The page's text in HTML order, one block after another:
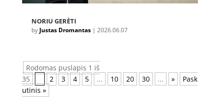
NORIU GERĖTI
by Justas Dromantas| 2026.06.07
Rodomas puslapis 1 iš
35
2 3 4 5 ... 10 20 30 ... »
Pask
utinis »